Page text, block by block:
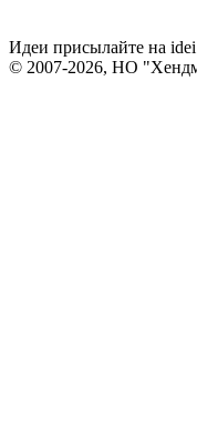
Идеи присылайте на
© 2007-2026, НО